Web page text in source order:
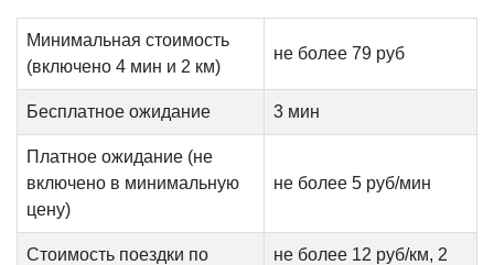
Минимальная стоимость
(включено 4 мин и 2 км)
не более 79 руб
Бесплатное ожидание 3 мин
Платное ожидание (не
включено в минимальную
цену)
не более 5 руб/мин
Стоимость поездки по
не более 12 руб/км, 2